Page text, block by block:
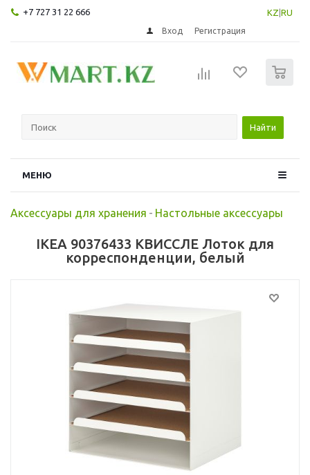
+7 727 31 22 666 KZ RU
Вход Регистрация
Найти
МЕНЮ
Аксессуары для хранения - Настольные аксессуары
IKEA 90376433 КВИССЛЕ Лоток для
корреспонденции, белый